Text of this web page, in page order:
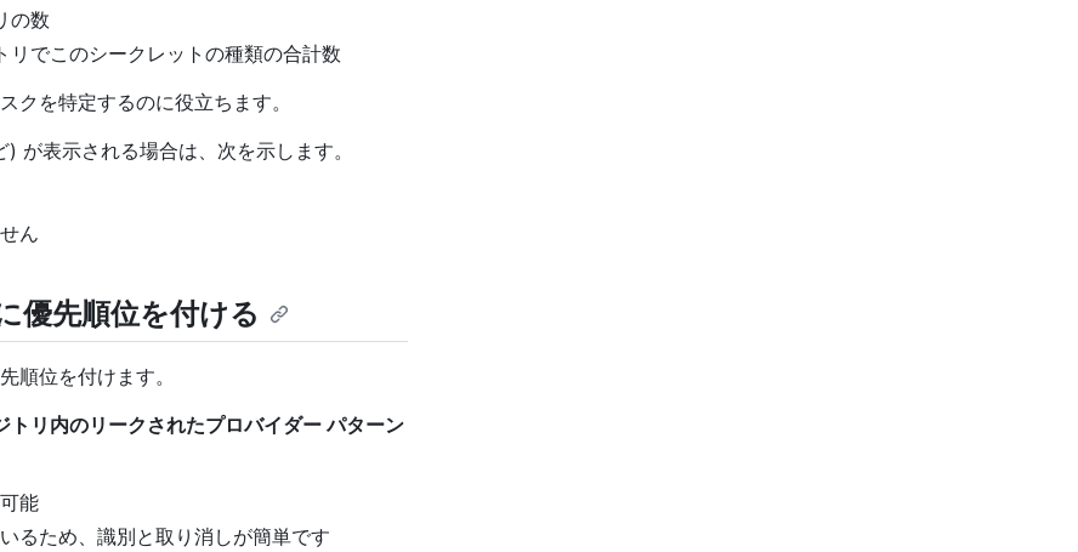
の数
リでこのシークレットの種類の合計数
クを特定するのに役立ちます。
が表示される場合は、次を示します。
ん
優先順位を付ける
順位を付けます。
トリ内のリークされたプロバイダー パターン
能
るため、識別と取り消しが簡単です